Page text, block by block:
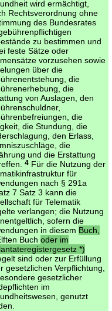
wird ermächtigt,
Rechtsverordnung ohne
des Bundesrates
zu bestimmen und
feste Sätze oder
vorzusehen sowie
über die
die
die
von Auslagen, den
die
die Stundung, die
den Erlass,
die
und die Erstattung
4Für die Nutzung der
für
nach § 291a
7 Satz 3 kann die
für Telematik
verlangen; die Nutzung
sofern die
in diesem Buch,
Buch oder im
*)
sind oder zur Erfüllung
gesetzlichen Verpflichtung,
gesetzlicher
im
genutzt